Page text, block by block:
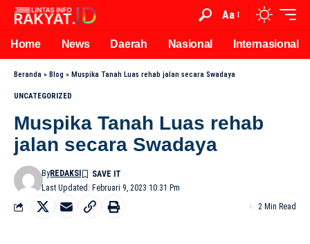
Aa
Home News Daerah Nasional Internasional
Beranda » Blog » Muspika Tanah Luas rehab jalan secara Swadaya
UNCATEGORIZED
Muspika Tanah Luas rehab
jalan secara Swadaya
Last Updated: Februari 9, 2023 10:31 Pm
ByREDAKSI
2 Min Read